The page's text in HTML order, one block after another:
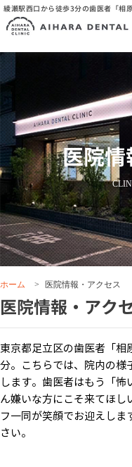
綾瀬駅西口から徒歩3分の歯医者「相
医院
ホーム > 医院情報・アクセス
医院情報・アク
東京都足立区の歯医者「相
分。こちらでは、院内の様
します。歯医者はもう「
ん嫌いな方にこそ来てほし
フ一同が笑顔でお迎えし
さい。